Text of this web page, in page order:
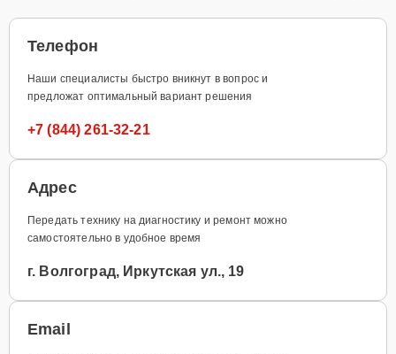
Телефон
Наши специалисты быстро вникнут в вопрос и
предложат оптимальный вариант решения
+7 (844) 261-32-21
Адрес
Передать технику на диагностику и ремонт можно
самостоятельно в удобное время
г. Волгоград, Иркутская ул., 19
Email